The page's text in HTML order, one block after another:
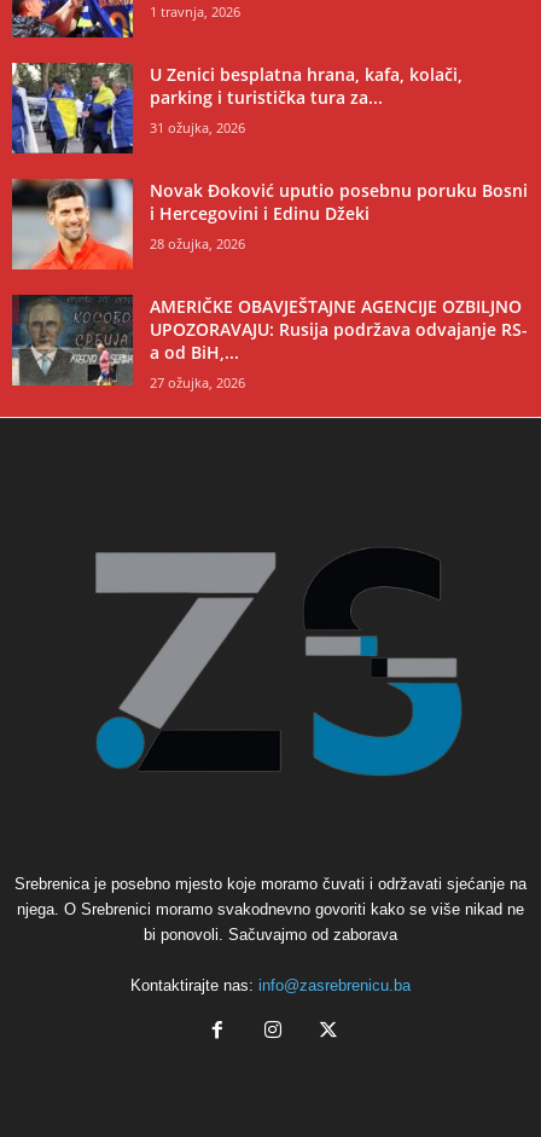
1 travnja, 2026
U Zenici besplatna hrana, kafa, kolači,
parking i turistička tura za...
31 ožujka, 2026
Novak Đoković uputio posebnu poruku Bosni
i Hercegovini i Edinu Džeki
28 ožujka, 2026
AMERIČKE OBAVJEŠTAJNE AGENCIJE OZBILJNO
UPOZORAVAJU: Rusija podržava odvajanje RS-
a od BiH,...
27 ožujka, 2026
Srebrenica je posebno mjesto koje moramo čuvati i održavati sjećanje na
njega. O Srebrenici moramo svakodnevno govoriti kako se više nikad ne
bi ponovoli. Sačuvajmo od zaborava
Kontaktirajte nas: info@zasrebrenicu.ba